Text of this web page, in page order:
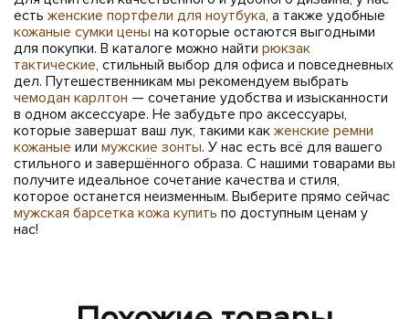
есть женские портфели для ноутбука, а также удобные
кожаные сумки цены на которые остаются выгодными
для покупки. В каталоге можно найти рюкзак
тактические, стильный выбор для офиса и повседневных
дел. Путешественникам мы рекомендуем выбрать
чемодан карлтон — сочетание удобства и изысканности
в одном аксессуаре. Не забудьте про аксессуары,
которые завершат ваш лук, такими как женские ремни
кожаные или мужские зонты. У нас есть всё для вашего
стильного и завершённого образа. С нашими товарами вы
получите идеальное сочетание качества и стиля,
которое останется неизменным. Выберите прямо сейчас
мужская барсетка кожа купить по доступным ценам у
нас!